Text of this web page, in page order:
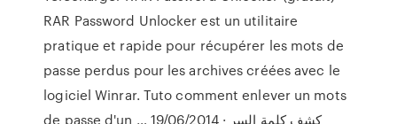
RAR Password Unlocker est un utilitaire
pratique et rapide pour récupérer les mots de
passe perdus pour les archives créées avec le
logiciel Winrar. Tuto comment enlever un mots
de passe d'un … 19/06/2014 · كشف كلمة السر